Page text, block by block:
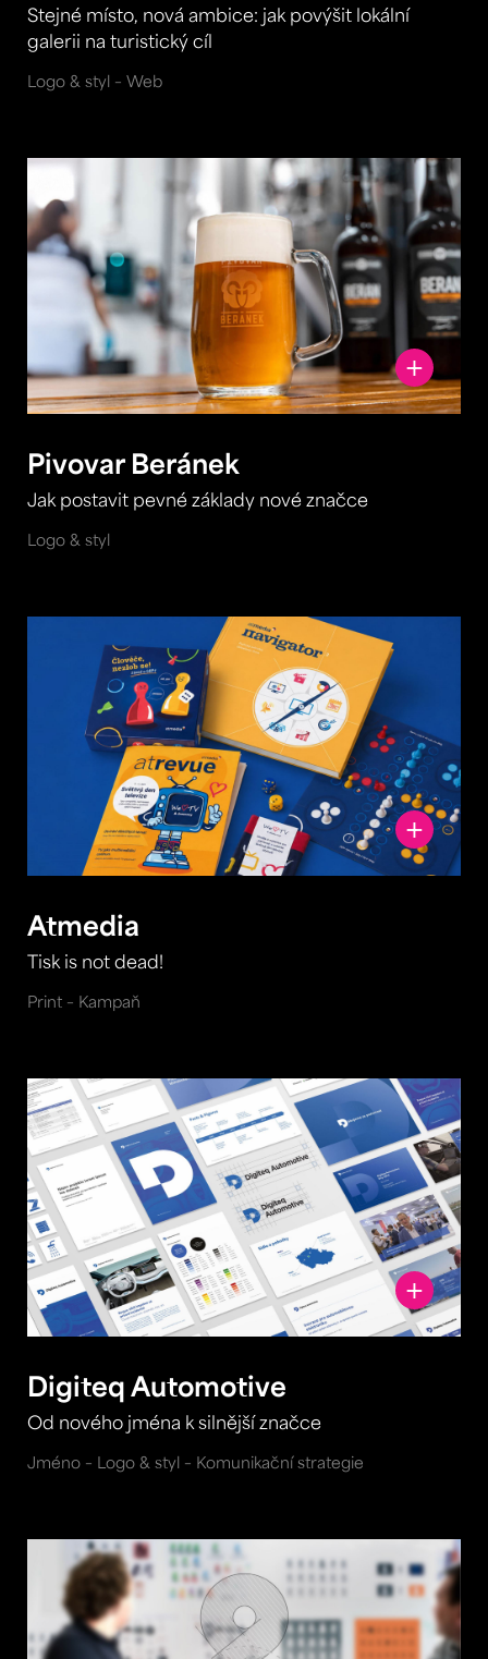
Stejné místo, nová ambice: jak povýšit lokální
galerii na turistický cíl
Logo & styl – Web
Pivovar Beránek
Jak postavit pevné základy nové značce
Logo & styl
Atmedia
Tisk is not dead!
Print – Kampaň
Digiteq Automotive
Od nového jména k silnější značce
Jméno – Logo & styl – Komunikační strategie